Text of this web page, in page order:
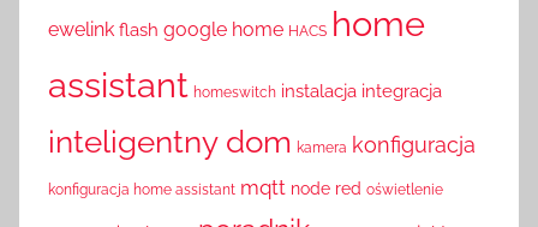
ewelink flash google home HACS home
assistant homeswitch instalacja integracja
inteligentny dom kamera konfiguracja
konfiguracja home assistant mqtt node red oświetlenie